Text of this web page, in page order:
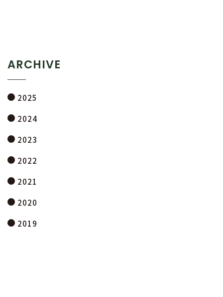
ARCHIVE
2025
2024
2023
2022
2021
2020
2019